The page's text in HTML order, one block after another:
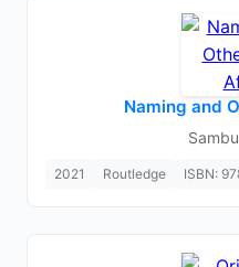
Naming and
2021 Routledge ISBN: